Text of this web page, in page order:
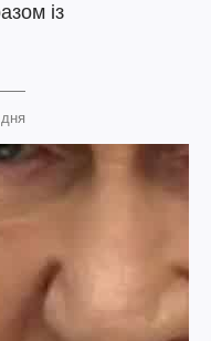
із
дня